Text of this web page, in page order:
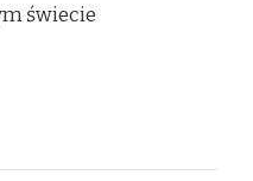
świecie